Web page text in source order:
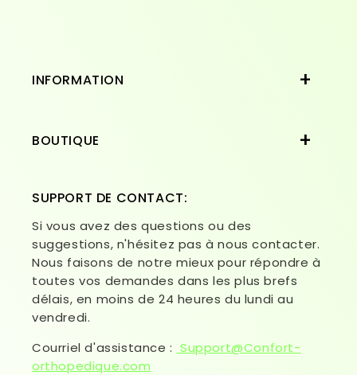
INFORMATION
BOUTIQUE
SUPPORT DE CONTACT:
Si vous avez des questions ou des
suggestions, n'hésitez pas à nous contacter.
Nous faisons de notre mieux pour répondre à
toutes vos demandes dans les plus brefs
délais, en moins de 24 heures du lundi au
vendredi.
Courriel d'assistance : Support@Confort-
orthopedique.com